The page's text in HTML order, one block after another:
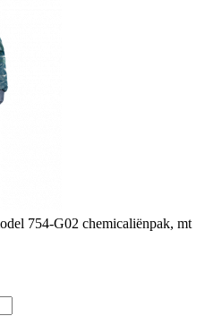
754-G02 chemicaliënpak, mt